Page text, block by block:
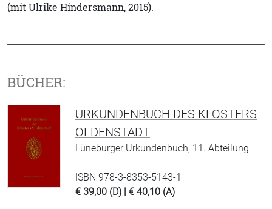
(mit Ulrike Hindersmann, 2015).
BÜCHER:
URKUNDENBUCH DES KLOSTERS
OLDENSTADT
Lüneburger Urkundenbuch, 11. Abteilung
ISBN 978-3-8353-5143-1
€ 39,00 (D) | € 40,10 (A)